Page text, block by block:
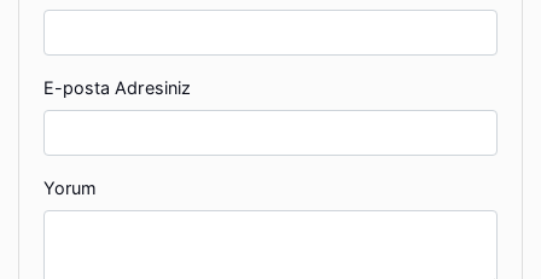
E-posta Adresiniz
Yorum